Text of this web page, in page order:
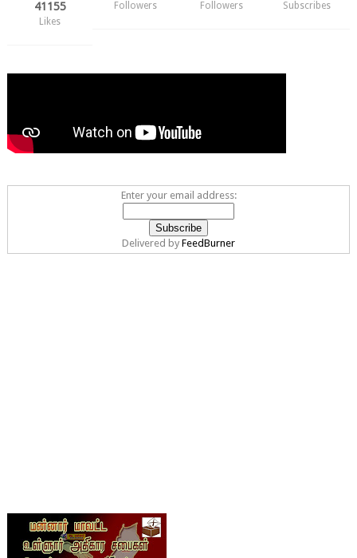
41155
Likes
Followers Followers Subscribes
Enter your email address:
Delivered by FeedBurner